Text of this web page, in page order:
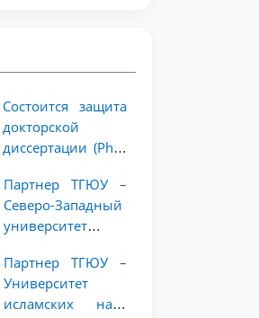
Состоится защита
докторской
диссертации (PhD)
Партнер ТГЮУ –
Северо-Западный
университет
права Китайской
Народной
Республики
Партнер ТГЮУ –
Университет
исламских наук